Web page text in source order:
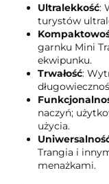
Ultralekkość:
turystów
garnku Mini
ekwipunku.
Trwałość:
naczyń;
użycia.
Trangia i
menażkami.